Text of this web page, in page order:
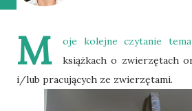
M
oje kolejne czytanie
książkach o zwierzętach
i/lub pracujących ze zwierzętami.